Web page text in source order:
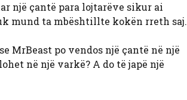
një çantë para lojtarëve sikur ai
mund ta mbështillte kokën rreth saj.
MrBeast po vendos një çantë në një
në një varkë? A do të japë një